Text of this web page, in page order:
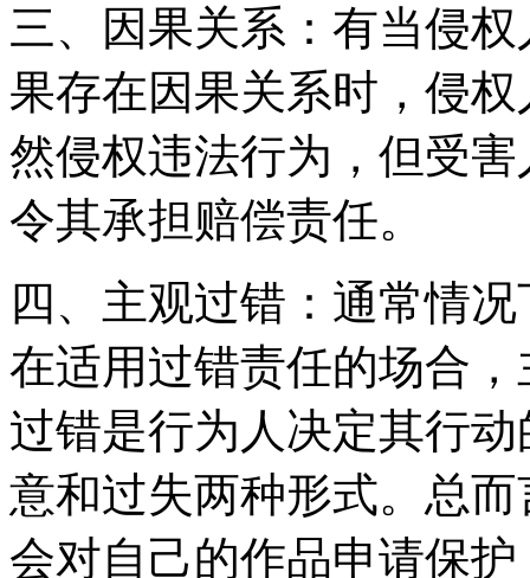
三、因果关系：有当侵
果存在因果关系时，侵
然侵权违法行为，但受
令其承担赔偿责任。
四、主观过错：通常情
在适用过错责任的场合
过错是行为人决定其行
意和过失两种形式。总
会对自己的作品申请保